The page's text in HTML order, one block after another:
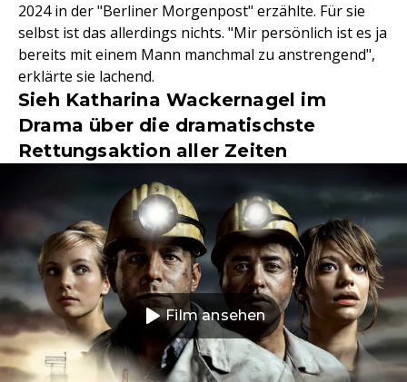
2024 in der "Berliner Morgenpost" erzählte. Für sie
selbst ist das allerdings nichts. "Mir persönlich ist es ja
bereits mit einem Mann manchmal zu anstrengend",
erklärte sie lachend.
Sieh Katharina Wackernagel im
Drama über die dramatischste
Rettungsaktion aller Zeiten
Film ansehen